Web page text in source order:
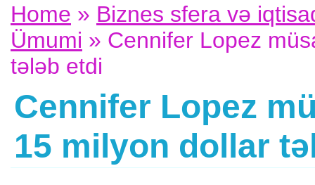
Home » Biznes sfera və
Ümumi » Cennifer Lopez
tələb etdi
Cennifer Lopez
15 milyon dollar